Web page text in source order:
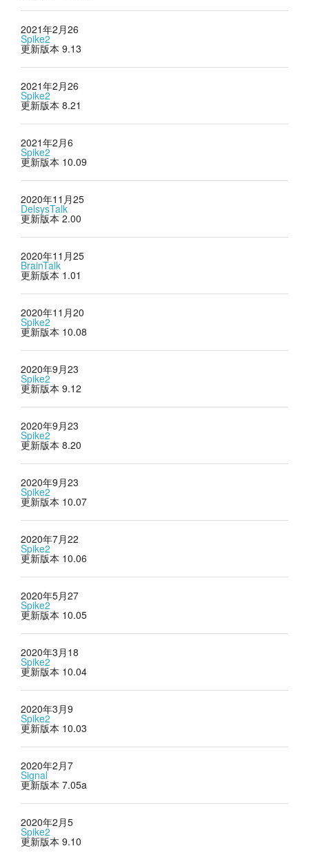
2021年2月26
Spike2
更新版本 9.13
2021年2月26
Spike2
更新版本 8.21
2021年2月6
Spike2
更新版本 10.09
2020年11月25
DelsysTalk
更新版本 2.00
2020年11月25
BrainTalk
更新版本 1.01
2020年11月20
Spike2
更新版本 10.08
2020年9月23
Spike2
更新版本 9.12
2020年9月23
Spike2
更新版本 8.20
2020年9月23
Spike2
更新版本 10.07
2020年7月22
Spike2
更新版本 10.06
2020年5月27
Spike2
更新版本 10.05
2020年3月18
Spike2
更新版本 10.04
2020年3月9
Spike2
更新版本 10.03
2020年2月7
Signal
更新版本 7.05a
2020年2月5
Spike2
更新版本 9.10